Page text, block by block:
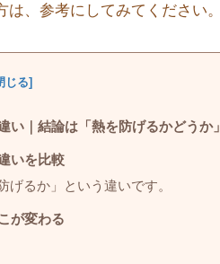
、参考にしてみてください。
｜結論は「熱を防げるかどうか」
いを比較
げるか」という違いです。
が変わる